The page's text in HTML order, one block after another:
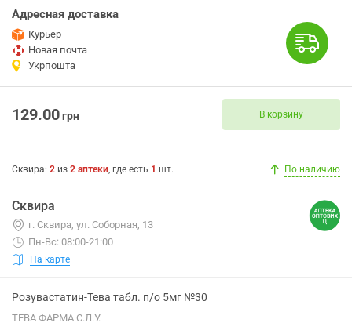
Адресная доставка
Курьер
Новая почта
Укрпошта
129.00грн В корзину
Сквира: 2 из 2 аптеки, где есть 1 шт. По наличию
Сквира
г. Сквира, ул. Соборная, 13
Пн-Вс: 08:00-21:00
На карте
Розувастатин-Тева табл. п/о 5мг №30
ТЕВА ФАРМА С.Л.У.